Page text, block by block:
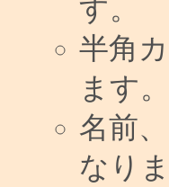
す。
半角
ます。
名前
なりま